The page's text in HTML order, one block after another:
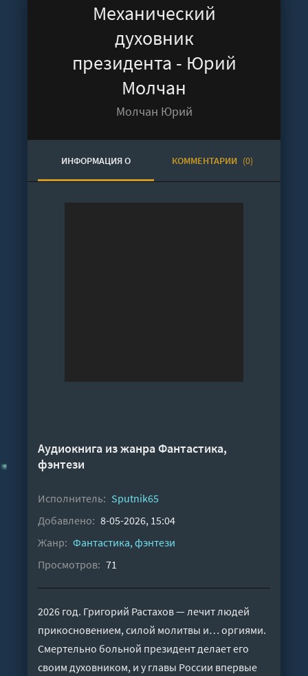
Механический
духовник
президента - Юрий
Молчан
Молчан Юрий
ИНФОРМАЦИЯ О
АУДИОКНИГЕ
КОММЕНТАРИИ (0)
Аудиокнига из жанраФантастика,
фэнтези
Исполнитель: Sputnik65
Добавлено: 8-05-2026, 15:04
Жанр: Фантастика, фэнтези
Просмотров: 71
2026 год. Григорий Растахов — лечит людей
прикосновением, силой молитвы и… оргиями.
Смертельно больной президент делает его
своим духовником, и у главы России впервые